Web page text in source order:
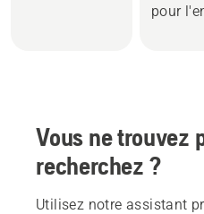
pour
Vous ne trouvez
recherchez ?
Utilisez notre assistant